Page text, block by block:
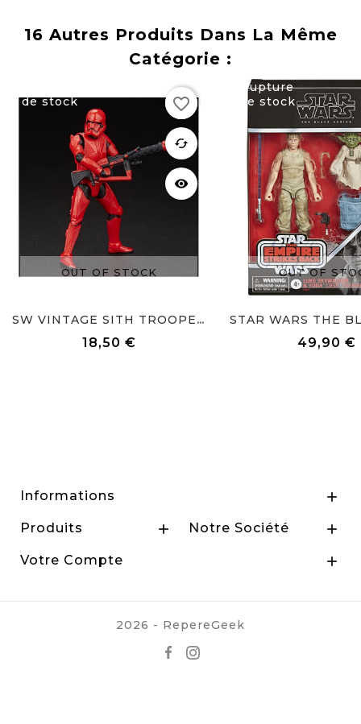
16 Autres Produits Dans La Même
Catégorie :
de stock
OUT OF STOCK
favorite
cached
visibility
SW VINTAGE SITH TROOPER 10 CM
18,50 €
favorite_border
Rupture
de stock
OUT OF
49,90 €
Informations 
Produits  Notre Société 
Votre Compte 
2026 - RepereGeek